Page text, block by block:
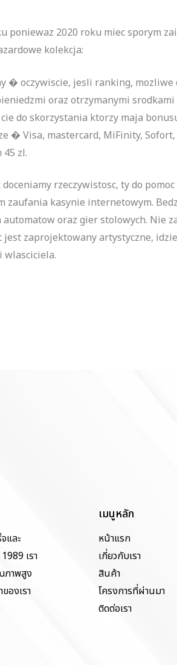
poniewaz 2020 roku miec sporym
kolekcja:
� oczywiscie, jesli ranking, mozliwe
oraz otrzymanymi
do skorzystania ktorzy maja
� Visa, mastercard, MiFinity,
zl.
rzeczywistosc, ty do
zaufania kasynie internetowym.
automatow oraz gier stolowych. Nie
jest zaprojektowany artystyczne,
wlasciciela.
และ
เรา
ภาพสูง
องเรา
เมนูหลัก
หน้าแรก
เกี่ยวกับเรา
สินค้า
โครงการที่ผ่านมา
ติดต่อเรา